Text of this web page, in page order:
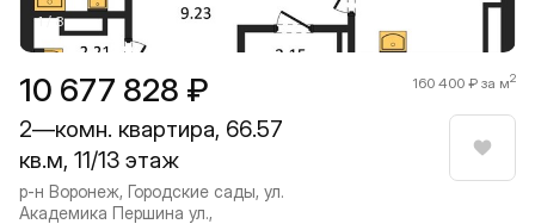
10 677 828 ₽ 160 400 ₽ за м2
2—комн. квартира, 66.57
кв.м, 11/13 этаж
р-н Воронеж, Городские сады, ул.
Академика Першина ул.,
1 / 8